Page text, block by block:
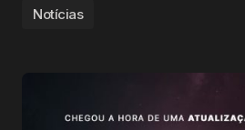
Notícias